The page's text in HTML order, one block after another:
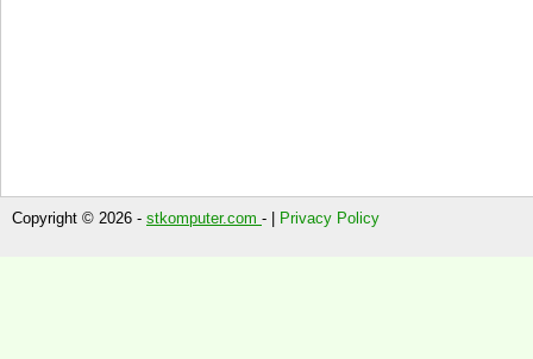
Copyright © 2026 - stkomputer.com - | Privacy Policy